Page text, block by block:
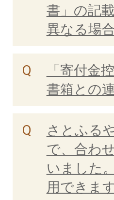
書」の記
異なる場
「寄付金
書箱との
さとふる
で、合わ
いました
用できま